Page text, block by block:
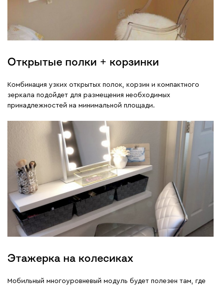
Открытые полки + корзинки
Комбинация узких открытых полок, корзин и компактного
зеркала подойдет для размещения необходимых
принадлежностей на минимальной площади.
Этажерка на колесиках
Мобильный многоуровневый модуль будет полезен там, где